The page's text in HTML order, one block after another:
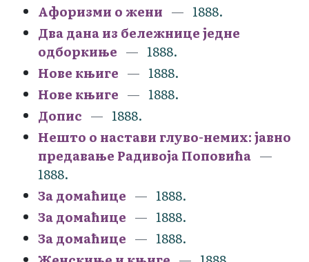
Афоризми о жени
1888.
Два дана из бележнице једне
одборкиње
1888.
Нове књиге
1888.
Нове књиге
1888.
Допис
1888.
Нешто о настави глуво-немих: јавно
предавање Радивоја Поповића
1888.
За домаћице
1888.
За домаћице
1888.
За домаћице
1888.